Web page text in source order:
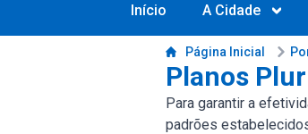
Início A Cidade
Conteúdo da Prefeitura de Boa Vista do Tupim-BA
Página Inicial
Planos
Para garantir a
padrões